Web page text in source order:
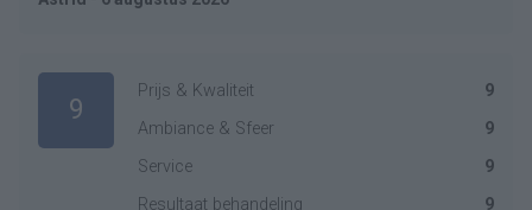
9
Prijs & Kwaliteit
9
Ambiance & Sfeer
9
Service
9
Resultaat behandeling
9